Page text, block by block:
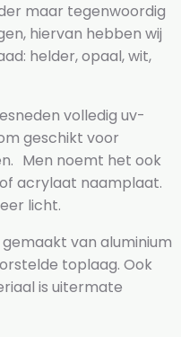
maar tegenwoordig
hiervan hebben wij
helder, opaal, wit,
volledig uv-
geschikt voor
Men noemt het ook
acrylaat naamplaat.
licht.
van aluminium
toplaag. Ook
is uitermate